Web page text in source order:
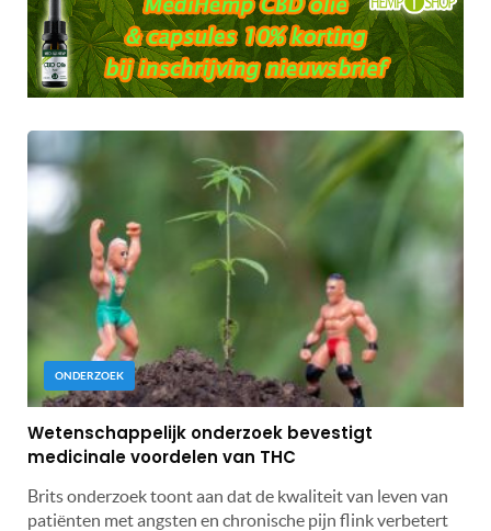
ONDERZOEK
Wetenschappelijk onderzoek bevestigt
medicinale voordelen van THC
Brits onderzoek toont aan dat de kwaliteit van leven van
patiënten met angsten en chronische pijn flink verbetert